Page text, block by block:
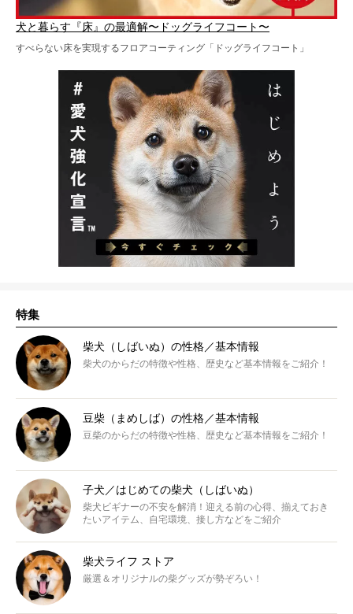
犬と暮らす『床』の最適解〜ドッグライフコート〜
すべらない床を実現するフロアコーティング「ドッグライフコート」
特集
柴犬（しばいぬ）の性格／基本情報
柴犬のからだの特徴や性格、歴史など基本情報をご紹介！
豆柴（まめしば）の性格／基本情報
豆柴のからだの特徴や性格、歴史など基本情報をご紹介！
子犬／はじめての柴犬（しばいぬ）
柴犬ビギナーの不安を解消！迎える前の心得、揃えておき
たいアイテム、自宅環境、接し方などをご紹介
柴犬ライフ ストア
厳選＆オリジナルの柴グッズが勢ぞろい！